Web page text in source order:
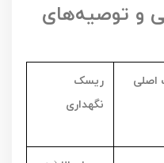
و توصیه‌های
اصلی
ریسک
نگهداری